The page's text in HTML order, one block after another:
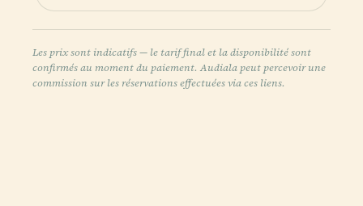
Les prix sont indicatifs — le tarif final et la disponibilité sont
confirmés au moment du paiement. Audiala peut percevoir une
commission sur les réservations effectuées via ces liens.